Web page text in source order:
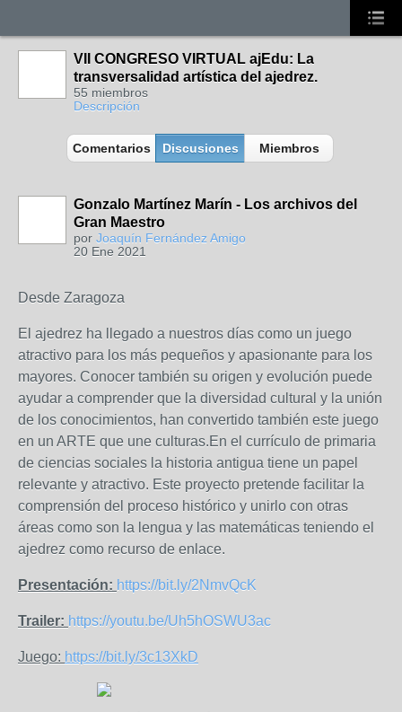
VII CONGRESO VIRTUAL ajEdu: La
transversalidad artística del ajedrez.
55 miembros
Descripción
Comentarios Discusiones Miembros
Gonzalo Martínez Marín - Los archivos del
Gran Maestro
por Joaquín Fernández Amigo
20 Ene 2021
Desde Zaragoza
El ajedrez ha llegado a nuestros días como un juego
atractivo para los más pequeños y apasionante para los
mayores. Conocer también su origen y evolución puede
ayudar a comprender que la diversidad cultural y la unión
de los conocimientos, han convertido también este juego
en un ARTE que une culturas.En el currículo de primaria
de ciencias sociales la historia antigua tiene un papel
relevante y atractivo. Este proyecto pretende facilitar la
comprensión del proceso histórico y unirlo con otras
áreas como son la lengua y las matemáticas teniendo el
ajedrez como recurso de enlace.
Presentación: https://bit.ly/2NmvQcK
Trailer: https://youtu.be/Uh5hOSWU3ac
Juego: https://bit.ly/3c13XkD